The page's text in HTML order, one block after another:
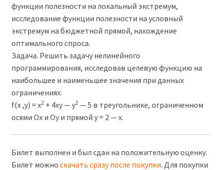
функции полезности на локальный экстремум,
исследование функции полезности на условный
экстремум на бюджетной прямой, нахождение
оптимального спроса.
Задача. Решить задачу нелинейного
программирования, исследовав целевую функцию на
наибольшее и наименьшее значения при данных
ограничениях:
f(х ,у) = х2+ 4ху — у2— 5 в треугольнике, ограниченном
осями Ох и Оу и прямой у = 2 — х.
Билет выполнен и был сдан на положительную оценку.
Билет можно скачать сразу после покупки. Для покупки